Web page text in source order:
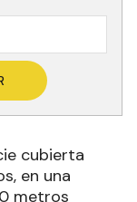
cubierta
en una
metros